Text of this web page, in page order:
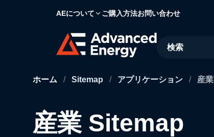
AEについて ご購入方法お問い合わせ
Site Search
ホーム / Sitemap / アプリケーション / 産業
産業 Sitemap